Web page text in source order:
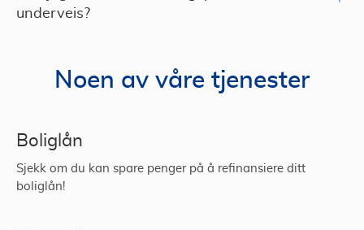
underveis?
Noen av våre tjenester
Boliglån
Sjekk om du kan spare penger på å refinansiere ditt
boliglån!